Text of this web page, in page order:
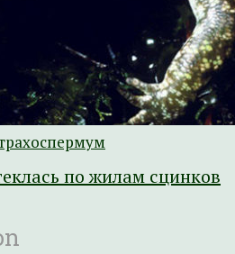
по жилам сцинков